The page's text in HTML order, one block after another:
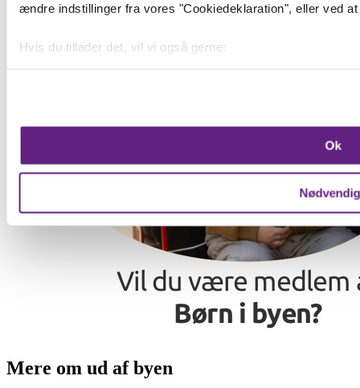
ændre indstillinger fra vores "Cookiedeklaration", eller ved
Hvis du tillader det, vil vi også gerne:
Vi bruger cookies til at forbedre brugeroplevelsen på
oplysninger om din brug af vores hjemmeside med vores
Ok
Mere om ud af byen